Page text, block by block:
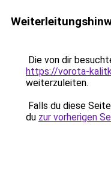
Die von dir
https://vorota-
weiterzuleiten.
Falls du diese
du zur vorherigen